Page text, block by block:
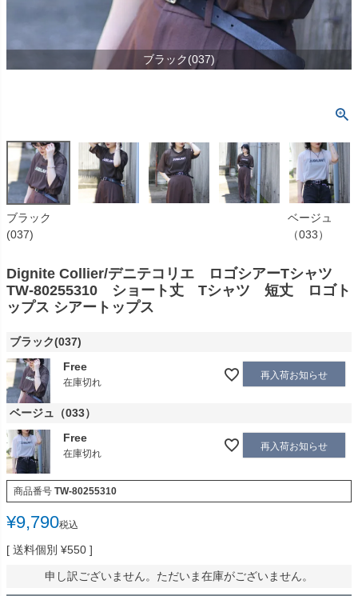
ブラック(037)
ブラック
(037)
ベージュ
（033）
Dignite Collier/デニテコリエ ロゴシアーTシャツ
TW-80255310 ショート丈 Tシャツ 短丈 ロゴト
ップス シアートップス
ブラック(037)
Free
在庫切れ
再入荷お知らせ
ベージュ（033）
Free
在庫切れ
再入荷お知らせ
商品番号 TW-80255310
¥9,790税込
送料個別 ¥550
申し訳ございません。ただいま在庫がございません。